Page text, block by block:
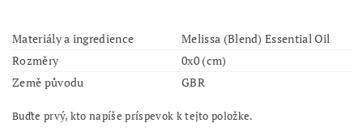
Materiály a ingredience
Melissa (Blend) Essential Oil
Rozměry
0x0 (cm)
Země původu
GBR
Buďte prvý, kto napíše príspevok k tejto položke.